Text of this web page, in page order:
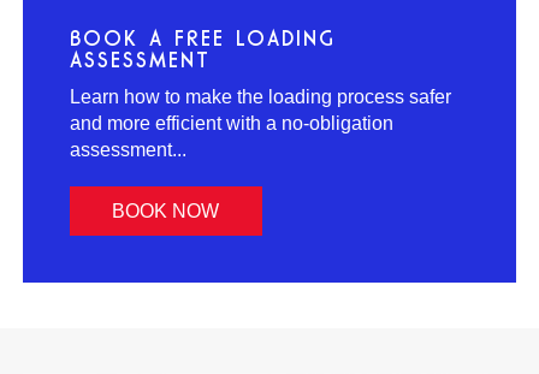
BOOK A FREE LOADING
ASSESSMENT
Learn how to make the loading process safer
and more efficient with a no-obligation
assessment...
BOOK NOW